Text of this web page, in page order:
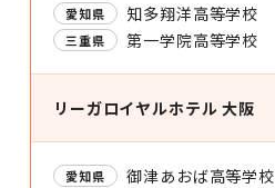
愛知県 知多翔洋高等学校
三重県 第一学院高等学校
リーガロイヤルホテル 大阪
愛知県 御津あおば高等学校